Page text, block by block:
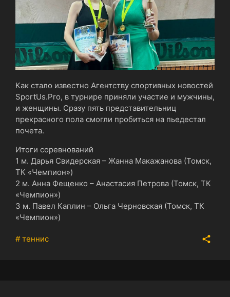
Как стало известно Агентству спортивных новостей
SportUs.Pro, в турнире приняли участие и мужчины,
и женщины. Сразу пять представительниц
прекрасного пола смогли пробиться на пьедестал
почета.
Итоги соревнований
1 м. Дарья Свидерская – Жанна Макажанова (Томск,
ТК «Чемпион»)
2 м. Анна Фещенко – Анастасия Петрова (Томск, ТК
«Чемпион»)
3 м. Павел Каплин – Ольга Черновская (Томск, ТК
«Чемпион»)
# теннис